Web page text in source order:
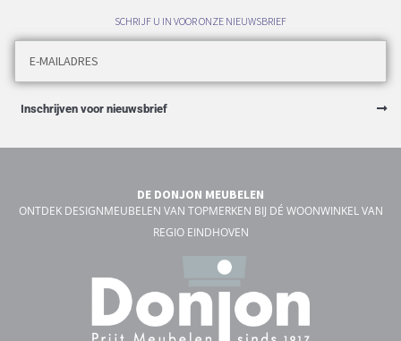
SCHRIJF U IN VOOR ONZE NIEUWSBRIEF
Inschrijven voor nieuwsbrief
DE DONJON MEUBELEN
ONTDEK DESIGNMEUBELEN VAN TOPMERKEN BIJ DÉ WOONWINKEL VAN
REGIO EINDHOVEN